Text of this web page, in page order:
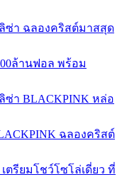
ลิซ่า ฉลองคริสต์มาสสุด
ล้านฟอล พร้อม
ซ่า BLACKPINK หล่อ
ฉลองคริสต์
ตรียมโชว์โซโล่เดี่ยว ที่